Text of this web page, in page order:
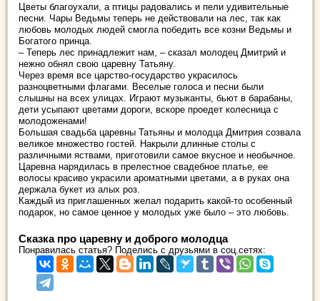
Цветы благоухали, а птицы радовались и пели удивительные
песни. Чары Ведьмы теперь не действовали на лес, так как
любовь молодых людей смогла победить все козни Ведьмы и
Богатого принца.
– Теперь лес принадлежит нам, – сказал молодец Дмитрий и
нежно обнял свою царевну Татьяну.
Через время все царство-государство украсилось
разноцветными флагами. Веселые голоса и песни были
слышны на всех улицах. Играют музыканты, бьют в барабаны,
дети усыпают цветами дороги, вскоре проедет колесница с
молодоженами!
Большая свадьба царевны Татьяны и молодца Дмитрия созвала
великое множество гостей. Накрыли длинные столы с
различными яствами, приготовили самое вкусное и необычное.
Царевна нарядилась в прелестное свадебное платье, ее
волосы красиво украсили ароматными цветами, а в руках она
держала букет из алых роз.
Каждый из приглашенных желал подарить какой-то особенный
подарок, но самое ценное у молодых уже было – это любовь.
Сказка про царевну и доброго молодца
Понравилась статья? Поделись с друзьями в соц.сетях: